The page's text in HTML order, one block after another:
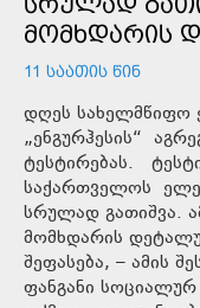
ᲛᲝᲛᲮᲓᲐᲠᲘᲡ
11 ᲡᲐᲐᲗᲘᲡ ᲬᲘᲜ
დღეს სახელმწიფო
„ენგურჰესის“
ტესტირებას.
საქართველოს
სრულად გათიშვა.
მომხდარის
შეფასება, – ამის
ფანგანი